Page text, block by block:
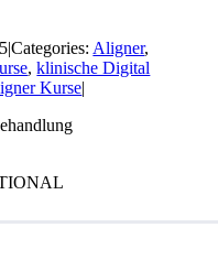
|Categories: Aligner,
,klinische Digital
Kurse|